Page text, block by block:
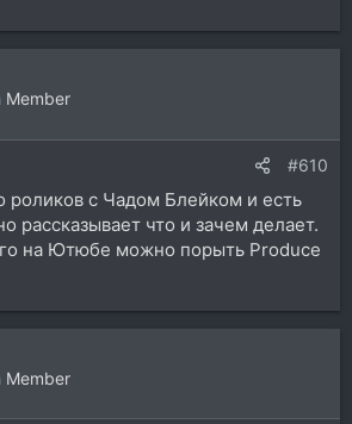
Member
#610
роликов с Чадом Блейком и есть
рассказывает что и зачем делает.
на Ютюбе можно порыть Produce
Member